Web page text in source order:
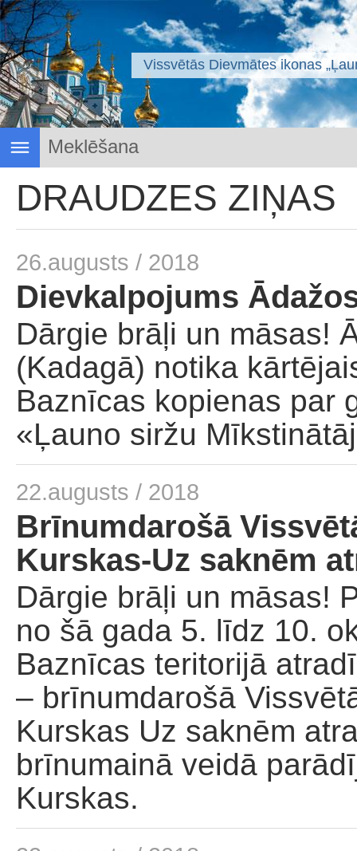
Vissvētās Dievmātes ikonas
Draudzes ziņas
Svētais svētmoceklis Rīgas Jānis
Svētvietas
Sakramenti
Dievkalpojumu saraksts
Žurmnāls "Labais vārds"
Svētdienas skola
Dievnama projekts
Palīdzība dievnamam
DRAUDZES ZIŅAS
26.augusts / 2018
Dievkalpojums
Dārgie brāļi un māsas!
(Kadagā) notika
Baznīcas kopienas par
«Ļauno siržu
22.augusts / 2018
Brīnumdarošā
Kurskas-Uz saknēm
Dārgie brāļi un māsas!
no šā gada 5. līdz 10.
Baznīcas teritorijā
– brīnumdarošā
Kurskas Uz saknēm
brīnumainā veidā
Kurskas.